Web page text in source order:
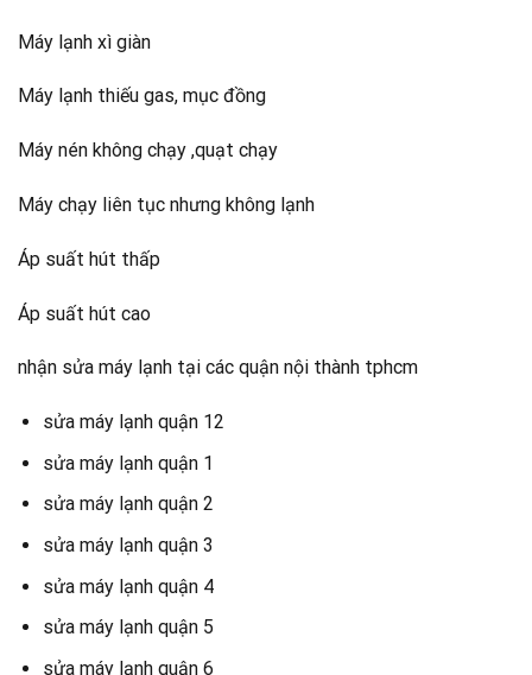
Máy lạnh xì giàn
Máy lạnh thiếu gas, mục đồng
Máy nén không chạy ,quạt chạy
Máy chạy liên tục nhưng không lạnh
Áp suất hút thấp
Áp suất hút cao
nhận sửa máy lạnh tại các quận nội thành tphcm
sửa máy lạnh quận 12
sửa máy lạnh quận 1
sửa máy lạnh quận 2
sửa máy lạnh quận 3
sửa máy lạnh quận 4
sửa máy lạnh quận 5
sửa máy lạnh quận 6